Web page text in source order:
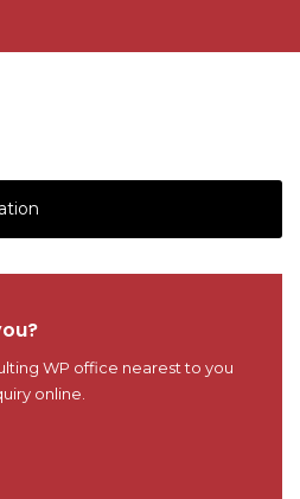
WP office nearest to you
online.